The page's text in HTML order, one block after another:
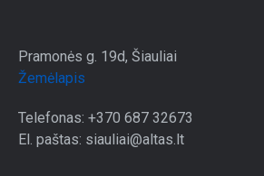
Pramonės g. 19d, Šiauliai
Žemėlapis
Telefonas: +370 687 32673
El. paštas: siauliai@altas.lt